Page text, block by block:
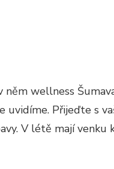
něm wellness
uvidíme. Přijeďte s
V létě mají venku